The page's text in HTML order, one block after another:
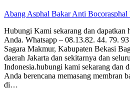
Abang Asphal Bakar Anti Bocorasphal
Hubungi Kami sekarang dan dapatkan
Anda. Whatsapp – 08.13.82. 44. 79.
Sagara Makmur, Kabupaten Bekasi
daerah Jakarta dan sekitarnya dan
Indonesia.hubungi kami sekarang dan
Anda berencana memasang membran
di…